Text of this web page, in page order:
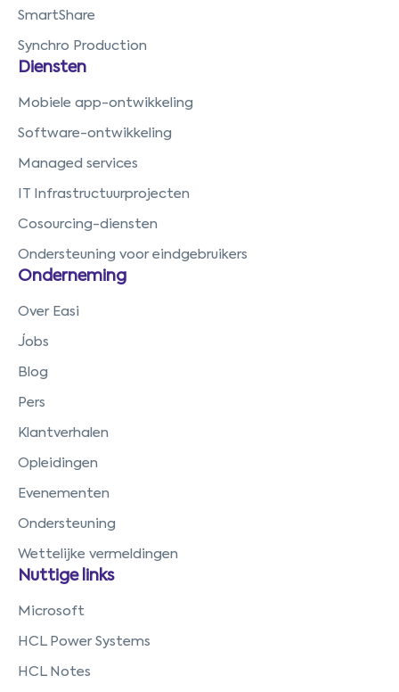
SmartShare
Synchro Production
Diensten
Mobiele app-ontwikkeling
Software-ontwikkeling
Managed services
IT Infrastructuurprojecten
Cosourcing-diensten
Ondersteuning voor eindgebruikers
Onderneming
Over Easi
Jobs
Blog
Pers
Klantverhalen
Opleidingen
Evenementen
Ondersteuning
Wettelijke vermeldingen
Nuttige links
Microsoft
HCL Power Systems
HCL Notes